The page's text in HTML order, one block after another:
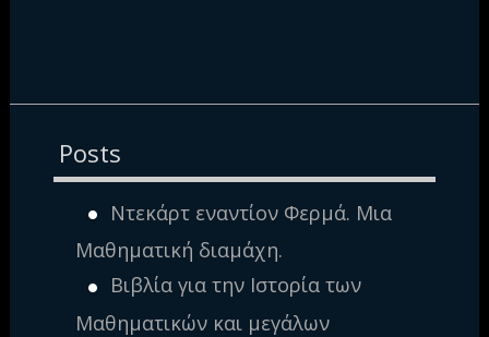
Posts
Ντεκάρτ εναντίον Φερμά. Μια
Μαθηματική διαμάχη.
Βιβλία για την Ιστορία των
Μαθηματικών και μεγάλων